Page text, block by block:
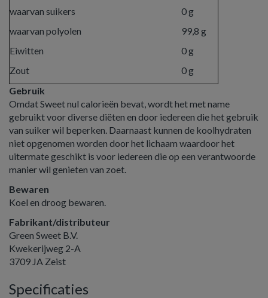
waarvan suikers
0 g
waarvan polyolen
99,8 g
Eiwitten
0 g
Zout
0 g
Gebruik
Omdat Sweet nul calorieën bevat, wordt het met name
gebruikt voor diverse diëten en door iedereen die het gebruik
van suiker wil beperken. Daarnaast kunnen de koolhydraten
niet opgenomen worden door het lichaam waardoor het
uitermate geschikt is voor iedereen die op een verantwoorde
manier wil genieten van zoet.
Bewaren
Koel en droog bewaren.
Fabrikant/distributeur
Green Sweet B.V.
Kwekerijweg 2-A
3709 JA Zeist
Specificaties